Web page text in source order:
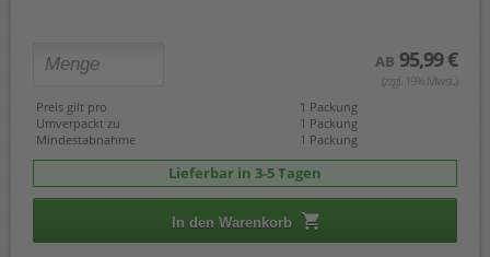
AB 95,99 €
(zzgl. 19% Mwst.)
Preis gilt pro
1 Packung
Umverpackt zu
1 Packung
Mindestabnahme
1 Packung
Lieferbar in 3-5 Tagen
In den Warenkorb